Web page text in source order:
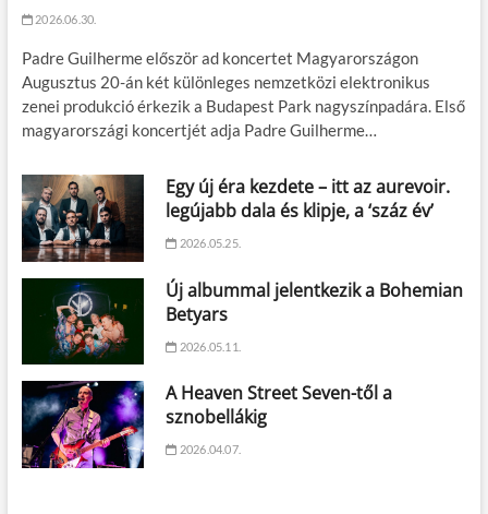
2026.06.30.
Padre Guilherme először ad koncertet Magyarországon
Augusztus 20-án két különleges nemzetközi elektronikus
zenei produkció érkezik a Budapest Park nagyszínpadára. Első
magyarországi koncertjét adja Padre Guilherme…
Egy új éra kezdete – itt az aurevoir.
legújabb dala és klipje, a ‘száz év’
2026.05.25.
Új albummal jelentkezik a Bohemian
Betyars
2026.05.11.
A Heaven Street Seven-től a
sznobellákig
2026.04.07.